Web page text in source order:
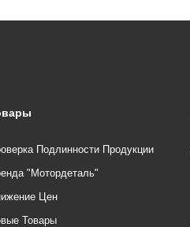
Подлинности Продукции
"Мотордеталь"
Цен
Товары